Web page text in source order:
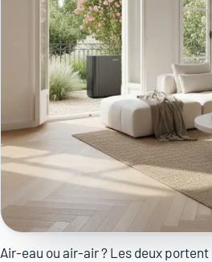
Air-eau ou air-air ? Les deux